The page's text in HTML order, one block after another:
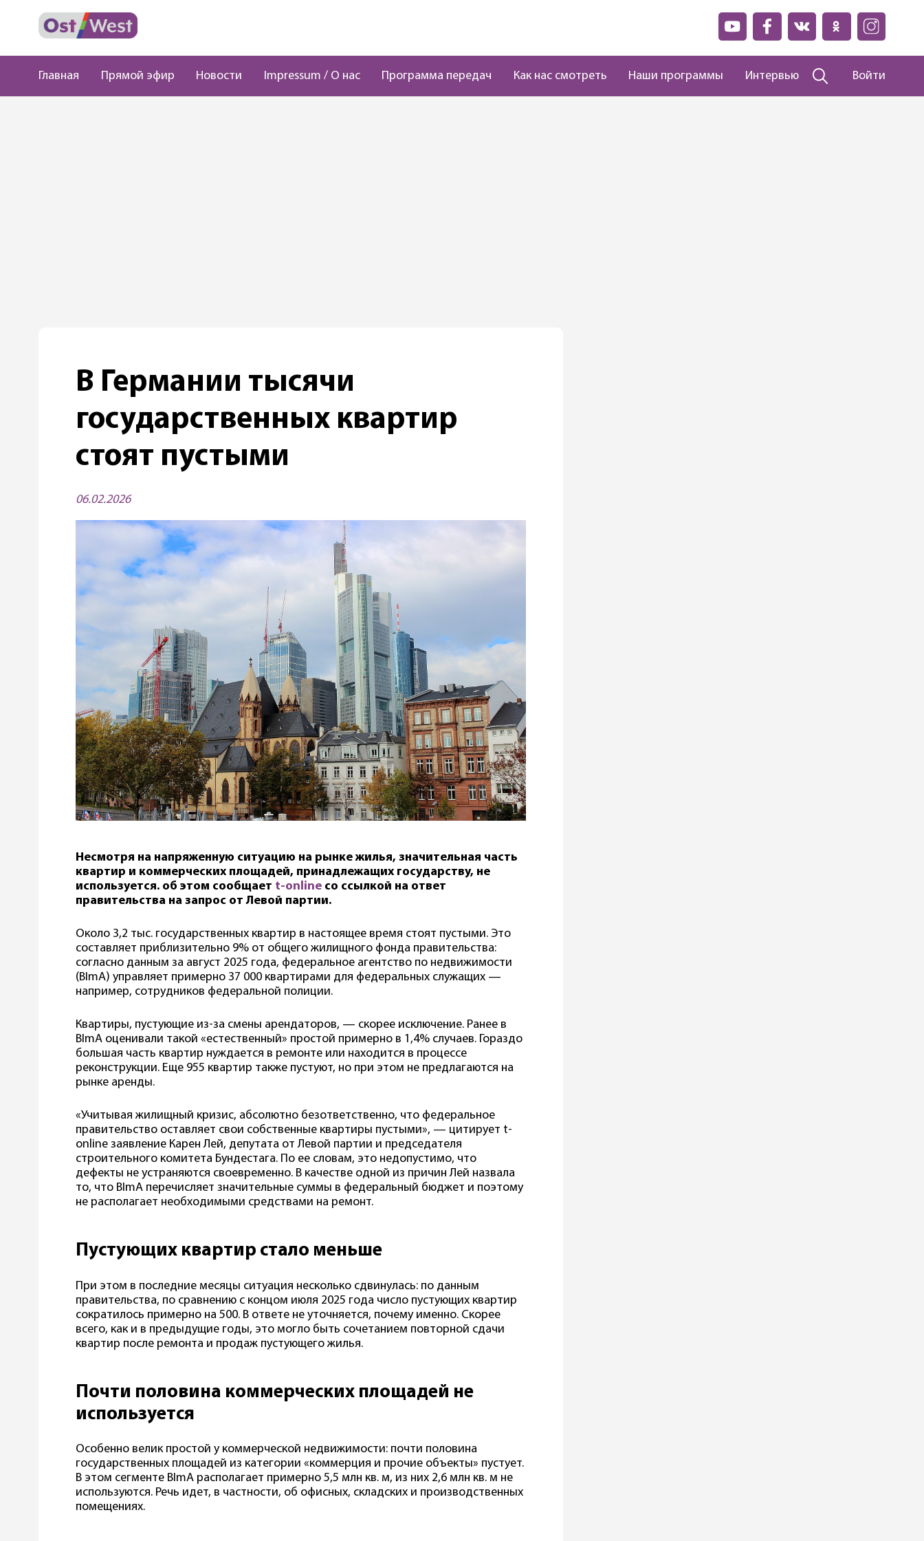
Главная Прямой эфир Новости Impressum / О нас Программа передач Как нас смотреть Наши программы Интервью Войти
В Германии тысячи
государственных квартир
стоят пустыми
06.02.2026
Несмотря на напряженную ситуацию на рынке жилья, значительная часть
квартир и коммерческих площадей, принадлежащих государству, не
используется. об этом сообщает t-online со ссылкой на ответ
правительства на запрос от Левой партии.
Около 3,2 тыс. государственных квартир в настоящее время стоят пустыми. Это
составляет приблизительно 9% от общего жилищного фонда правительства:
согласно данным за август 2025 года, федеральное агентство по недвижимости
(BImA) управляет примерно 37 000 квартирами для федеральных служащих —
например, сотрудников федеральной полиции.
Квартиры, пустующие из-за смены арендаторов, — скорее исключение. Ранее в
BImA оценивали такой «естественный» простой примерно в 1,4% случаев. Гораздо
большая часть квартир нуждается в ремонте или находится в процессе
реконструкции. Еще 955 квартир также пустуют, но при этом не предлагаются на
рынке аренды.
«Учитывая жилищный кризис, абсолютно безответственно, что федеральное
правительство оставляет свои собственные квартиры пустыми», — цитирует t-
online заявление Карен Лей, депутата от Левой партии и председателя
строительного комитета Бундестага. По ее словам, это недопустимо, что
дефекты не устраняются своевременно. В качестве одной из причин Лей назвала
то, что BImA перечисляет значительные суммы в федеральный бюджет и поэтому
не располагает необходимыми средствами на ремонт.
Пустующих квартир стало меньше
При этом в последние месяцы ситуация несколько сдвинулась: по данным
правительства, по сравнению с концом июля 2025 года число пустующих квартир
сократилось примерно на 500. В ответе не уточняется, почему именно. Скорее
всего, как и в предыдущие годы, это могло быть сочетанием повторной сдачи
квартир после ремонта и продаж пустующего жилья.
Почти половина коммерческих площадей не
используется
Особенно велик простой у коммерческой недвижимости: почти половина
государственных площадей из категории «коммерция и прочие объекты» пустует.
В этом сегменте BImA располагает примерно 5,5 млн кв. м, из них 2,6 млн кв. м не
используются. Речь идет, в частности, об офисных, складских и производственных
помещениях.